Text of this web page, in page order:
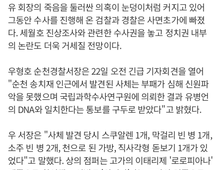
유 회장의 죽음을 둘러싼 의혹이 눈덩이처럼 커지고 있어
그동안 수사를 진행해 온 검찰과 경찰은 사면초가에 빠졌
다. 세월호 진상조사와 관련한 수사권을 놓고 정치권 내부
의 논란도 더욱 거세질 전망이다.
우형호 순천경찰서장은 22일 오전 긴급 기자회견을 열어
"순천 송치재 인근에서 발견된 사체는 부패가 심해 신원파
악을 못했으며 국립과학수사연구원에 의뢰한 결과 유병언
의 DNA와 일치한다는 통보를 구두로 받았다"고 밝혔다.
우 서장은 "사체 발견 당시 스쿠알렌 1개, 막걸리 빈 병 1개,
소주 빈 병 2개, 천으로 된 가방, 직사각형 돋보기 1개가 있
었다"고 말했다. 상의 점퍼는 고가의 이태리제 '로로피아나'